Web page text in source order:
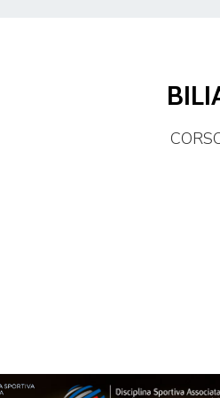
FIBISCUOLA-
JUNIORES